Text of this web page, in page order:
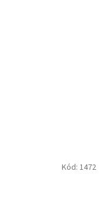
Kód: 1472